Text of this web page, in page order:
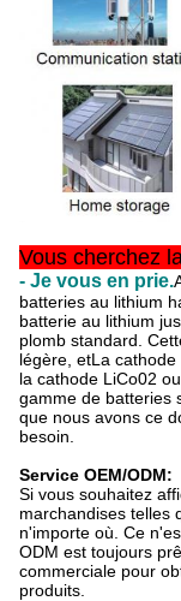
Vous cherchez
- Je vous en prie.
batteries au lithium
batterie au lithium
plomb standard.
légère, etLa
la cathode LiCo02
gamme de batteries
que nous avons ce
besoin.
Service OEM/ODM:
Si vous souhaitez
marchandises telles
n'importe où. Ce
ODM est toujours
commerciale pour
produits.